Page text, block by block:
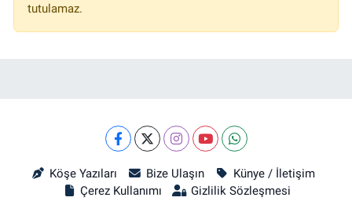
tutulamaz.
Köşe Yazıları Bize Ulaşın
Künye / İletişim
Çerez Kullanımı
Gizlilik Sözleşmesi